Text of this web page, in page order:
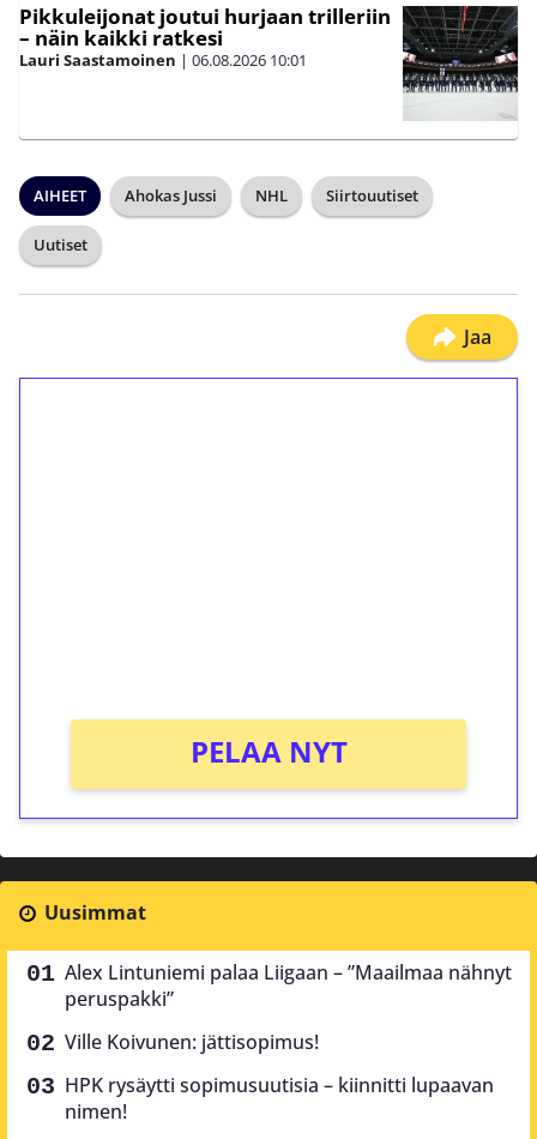
Pikkuleijonat joutui hurjaan trilleriin
– näin kaikki ratkesi
Lauri Saastamoinen | 06.08.2026 10:01
AIHEET Ahokas Jussi NHL Siirtouutiset
Uutiset
Jaa
PELAA NYT
Uusimmat
Alex Lintuniemi palaa Liigaan – ”Maailmaa nähnyt
peruspakki”
Ville Koivunen: jättisopimus!
HPK rysäytti sopimusuutisia – kiinnitti lupaavan
nimen!